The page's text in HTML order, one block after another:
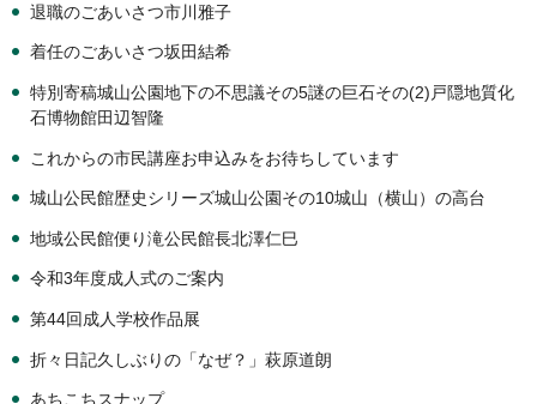
退職のごあいさつ市川雅子
着任のごあいさつ坂田結希
特別寄稿城山公園地下の不思議その5謎の巨石その(2)戸隠地質化
石博物館田辺智隆
これからの市民講座お申込みをお待ちしています
城山公民館歴史シリーズ城山公園その10城山（横山）の高台
地域公民館便り滝公民館長北澤仁巳
令和3年度成人式のご案内
第44回成人学校作品展
折々日記久しぶりの「なぜ？」萩原道朗
あちこちスナップ